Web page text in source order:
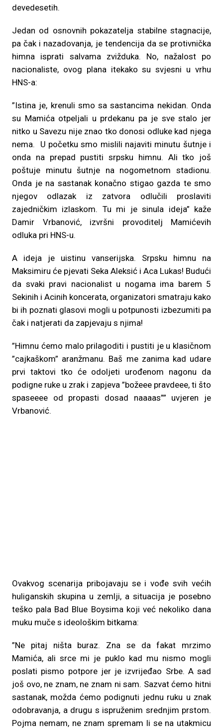
devedesetih.
Jedan od osnovnih pokazatelja stabilne stagnacije,
pa čak i nazadovanja, je tendencija da se protivnička
himna isprati salvama zvižduka. No, nažalost po
nacionaliste, ovog plana itekako su svjesni u vrhu
HNS-a:
”Istina je, krenuli smo sa sastancima nekidan. Onda
su Mamića otpeljali u prdekanu pa je sve stalo jer
nitko u Savezu nije znao tko donosi odluke kad njega
nema. U početku smo mislili najaviti minutu šutnje i
onda na prepad pustiti srpsku himnu. Ali tko još
poštuje minutu šutnje na nogometnom stadionu.
Onda je na sastanak konačno stigao gazda te smo
njegov odlazak iz zatvora odlučili proslaviti
zajedničkim izlaskom. Tu mi je sinula ideja” kaže
Damir Vrbanović, izvršni provoditelj Mamićevih
odluka pri HNS-u.
A ideja je uistinu vanserijska. Srpsku himnu na
Maksimiru će pjevati Seka Aleksić i Aca Lukas! Budući
da svaki pravi nacionalist u nogama ima barem 5
Sekinih i Acinih koncerata, organizatori smatraju kako
bi ih poznati glasovi mogli u potpunosti izbezumiti pa
čak i natjerati da zapjevaju s njima!
”Himnu ćemo malo prilagoditi i pustiti je u klasičnom
”cajkaškom” aranžmanu. Baš me zanima kad udare
prvi taktovi tko će odoljeti urođenom nagonu da
podigne ruke u zrak i zapjeva ”božeee pravdeee, ti što
spaseeee od propasti dosad naaaas”” uvjeren je
Vrbanović.
Ovakvog scenarija pribojavaju se i vođe svih većih
huliganskih skupina u zemlji, a situacija je posebno
teško pala Bad Blue Boysima koji već nekoliko dana
muku muče s ideološkim bitkama:
”Ne pitaj ništa buraz. Zna se da fakat mrzimo
Mamića, ali srce mi je puklo kad mu nismo mogli
poslati pismo potpore jer je izvrijeđao Srbe. A sad
još ovo, ne znam, ne znam ni sam. Sazvat ćemo hitni
sastanak, možda ćemo podignuti jednu ruku u znak
odobravanja, a drugu s ispruženim srednjim prstom.
Pojma nemam, ne znam spremam li se na utakmicu